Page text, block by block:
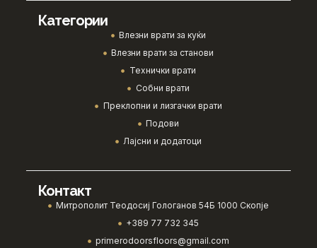
Категории
Влезни врати за куќи
Влезни врати за станови
Технички врати
Собни врати
Преклопни и лизгачки врати
Подови
Лајсни и додатоци
Контакт
Митрополит Теодосиј Гологанов 54Б 1000 Скопје
+389 77 732 345
primerodoorsfloors@gmail.com